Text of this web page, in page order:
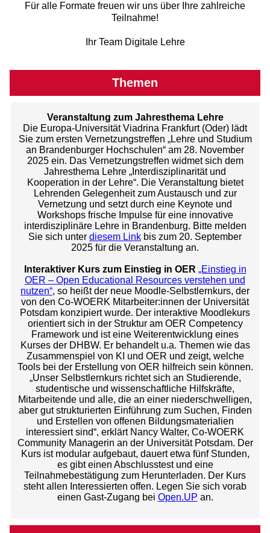
Für alle Formate freuen wir uns über Ihre zahlreiche
Teilnahme!
Ihr Team Digitale Lehre
Themen
Veranstaltung zum Jahresthema Lehre
Die Europa-Universität Viadrina Frankfurt (Oder) lädt
Sie zum ersten Vernetzungstreffen „Lehre und Studium
an Brandenburger Hochschulen“ am 28. November
2025 ein. Das Vernetzungstreffen widmet sich dem
Jahresthema Lehre „Interdisziplinarität und
Kooperation in der Lehre“. Die Veranstaltung bietet
Lehrenden Gelegenheit zum Austausch und zur
Vernetzung und setzt durch eine Keynote und
Workshops frische Impulse für eine innovative
interdisziplinäre Lehre in Brandenburg. Bitte melden
Sie sich unter diesem Link bis zum 20. September
2025 für die Veranstaltung an.
Interaktiver Kurs zum Einstieg in OER „Einstieg in
OER – Open Educational Resources verstehen und
nutzen“, so heißt der neue Moodle-Selbstlernkurs, der
von den Co-WOERK Mitarbeiter:innen der Universität
Potsdam konzipiert wurde. Der interaktive Moodlekurs
orientiert sich in der Struktur am OER Competency
Framework und ist eine Weiterentwicklung eines
Kurses der DHBW. Er behandelt u.a. Themen wie das
Zusammenspiel von KI und OER und zeigt, welche
Tools bei der Erstellung von OER hilfreich sein können.
„Unser Selbstlernkurs richtet sich an Studierende,
studentische und wissenschaftliche Hilfskräfte,
Mitarbeitende und alle, die an einer niederschwelligen,
aber gut strukturierten Einführung zum Suchen, Finden
und Erstellen von offenen Bildungsmaterialien
interessiert sind“, erklärt Nancy Walter, Co-WOERK
Community Managerin an der Universität Potsdam. Der
Kurs ist modular aufgebaut, dauert etwa fünf Stunden,
es gibt einen Abschlusstest und eine
Teilnahmebestätigung zum Herunterladen. Der Kurs
steht allen Interessierten offen. Legen Sie sich vorab
einen Gast-Zugang bei Open.UP an.